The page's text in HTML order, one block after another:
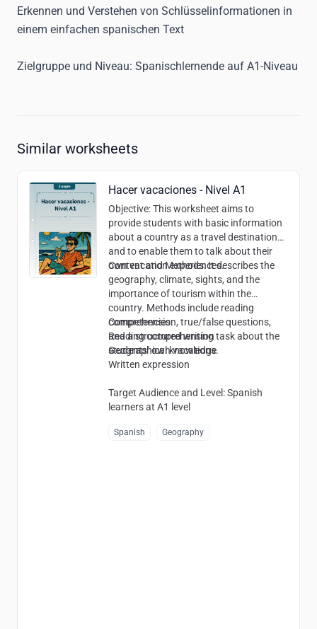
Erkennen und Verstehen von Schlüsselinformationen in
einem einfachen spanischen Text
Zielgruppe und Niveau: Spanischlernende auf A1-Niveau
Similar worksheets
Hacer vacaciones - Nivel A1
Objective: This worksheet aims to
provide students with basic information
about a country as a travel destination
and to enable them to talk about their
own vacation experiences.
Content and Methods: It describes the
geography, climate, sights, and the
importance of tourism within the
country. Methods include reading
comprehension, true/false questions,
and a structured writing task about the
students’ own vacations.
Competencies:
Reading comprehension
Geographical knowledge
Written expression
Target Audience and Level : Spanish
learners at A1 level
Spanish Geography